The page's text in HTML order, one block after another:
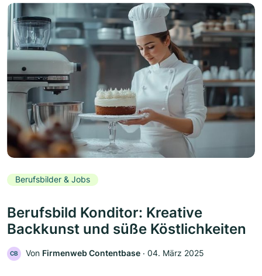
Berufsbilder & Jobs
Berufsbild Konditor: Kreative
Backkunst und süße Köstlichkeiten
CB Von Firmenweb Contentbase ‧ 04. März 2025